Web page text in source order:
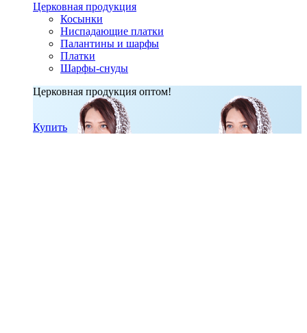
Церковная продукция
Косынки
Ниспадающие платки
Палантины и шарфы
Платки
Шарфы-снуды
Церковная продукция оптом!
Купить